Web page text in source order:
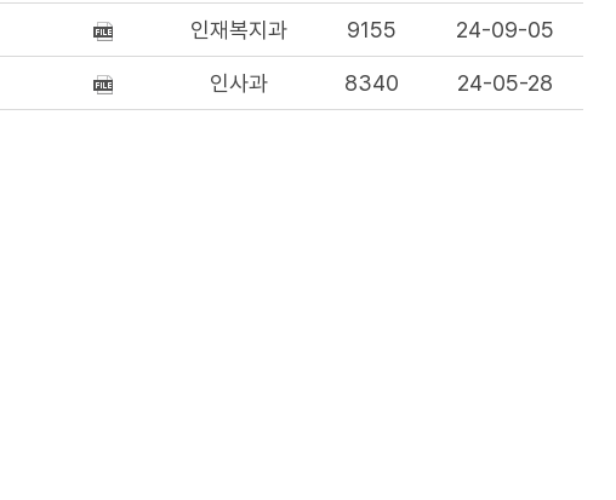
인재복지과 9155 24-09-05
인사과 8340 24-05-28